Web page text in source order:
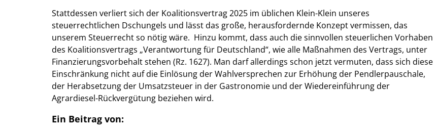
Stattdessen verliert sich der Koalitionsvertrag 2025 im üblichen Klein-Klein unseres
steuerrechtlichen Dschungels und lässt das große, herausfordernde Konzept vermissen, das
unserem Steuerrecht so nötig wäre. Hinzu kommt, dass auch die sinnvollen steuerlichen Vorhaben
des Koalitionsvertrags „Verantwortung für Deutschland“, wie alle Maßnahmen des Vertrags, unter
Finanzierungsvorbehalt stehen (Rz. 1627). Man darf allerdings schon jetzt vermuten, dass sich diese
Einschränkung nicht auf die Einlösung der Wahlversprechen zur Erhöhung der Pendlerpauschale,
der Herabsetzung der Umsatzsteuer in der Gastronomie und der Wiedereinführung der
Agrardiesel-Rückvergütung beziehen wird.
Ein Beitrag von: